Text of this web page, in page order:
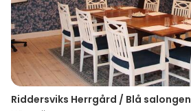
Riddersviks Herrgård / Blå salongen